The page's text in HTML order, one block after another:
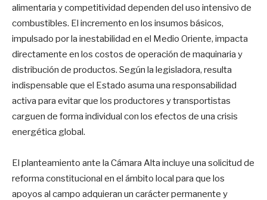
alimentaria y competitividad dependen del uso intensivo de
combustibles. El incremento en los insumos básicos,
impulsado por la inestabilidad en el Medio Oriente, impacta
directamente en los costos de operación de maquinaria y
distribución de productos. Según la legisladora, resulta
indispensable que el Estado asuma una responsabilidad
activa para evitar que los productores y transportistas
carguen de forma individual con los efectos de una crisis
energética global.
El planteamiento ante la Cámara Alta incluye una solicitud de
reforma constitucional en el ámbito local para que los
apoyos al campo adquieran un carácter permanente y